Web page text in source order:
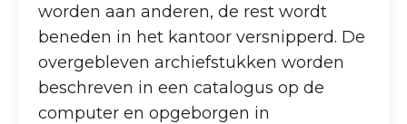
worden aan anderen, de rest wordt
beneden in het kantoor versnipperd. De
overgebleven archiefstukken worden
beschreven in een catalogus op de
computer en opgeborgen in